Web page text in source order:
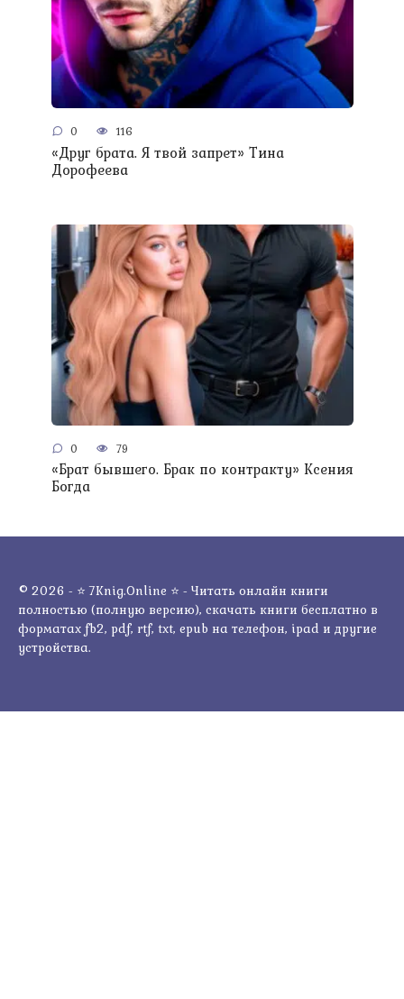
0 116
«Друг брата. Я твой запрет» Тина
Дорофеева
0 79
«Брат бывшего. Брак по контракту» Ксения
Богда
© 2026 - ⭐ 7Knig.Online ⭐ - Читать онлайн книги
полностью (полную версию), скачать книги бесплатно в
форматах fb2, pdf, rtf, txt, epub на телефон, ipad и другие
устройства.